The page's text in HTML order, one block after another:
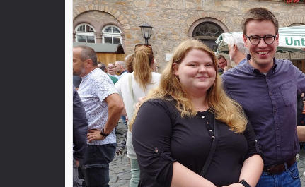
Kultur
Lifestyle
Wirtschaft
Vogelsberg
Alsfeld
Lauterbach
Romrod
Homberg